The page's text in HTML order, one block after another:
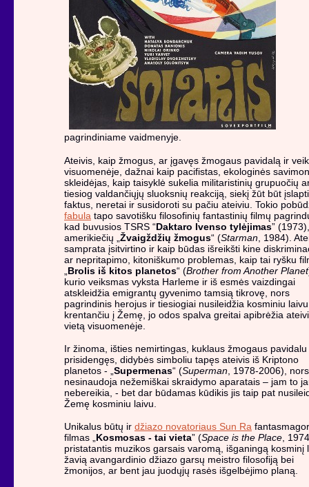
pagrindiniame vaidmenyje.
Ateivis, kaip žmogus, ar įgavęs žmogaus pavidalą ir
visuomenėje, dažnai kaip pacifistas, ekologinės
skleidėjas, kaip taisyklė sukelia militaristinių grupuočių
tiesiog valdančiųjų sluoksnių reakciją, siekį žūt būt
faktus, neretai ir susidoroti su pačiu ateiviu. Tokio
fabula tapo savotišku filosofinių fantastinių filmų
kad buvusios TSRS “Daktaro Ivenso tylėjimas”
amerikiečių „ Žvaigždžių žmogus“ (Starman , 1984).
samprata įsitvirtino ir kaip būdas išreikšti kine
ar nepritapimo, kitoniškumo problemas, kaip tai ryšku
Brolis iš kitos planetos“ (Brother from Another Planet
kurio veiksmas vyksta Harleme ir iš esmės vaizdingai
atskleidžia emigrantų gyvenimo tamsią tikrovę, nors
pagrindinis herojus ir tiesiogiai nusileidžia kosminiu
krentančiu į Žemę, jo odos spalva greitai apibrėžia
vietą visuomenėje.
Ir žinoma, išties nemirtingas, kuklaus žmogaus pavidalu
prisidengęs, didybės simboliu tapęs ateivis iš Kriptono
planetos - „ Supermenas“ (Superman , 1978-2006), nors
nesinaudoja nežemiškai skraidymo aparatais – jam to
nebereikia, - bet dar būdamas kūdikis jis taip pat
Žemę kosminiu laivu.
Unikalus būtų ir džiazo novatoriaus Sun Ra
filmas „Kosmosas - tai vieta” (Space is the Place,
pristatantis muzikos garsais varomą, išganingą kosminį
žavią avangardinio džiazo garsų meistro filosofiją bei
žmonijos, ar bent jau juodųjų rasės išgelbėjimo planą.